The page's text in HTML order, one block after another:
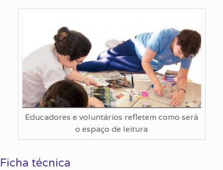
Educadores e voluntários refletem como será
o espaço de leitura
Ficha técnica